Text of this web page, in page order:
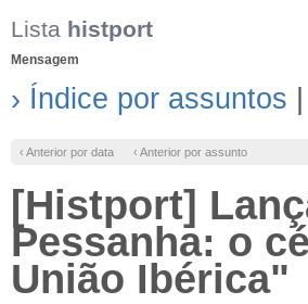
Lista histport
Mensagem
› Índice por assuntos
‹ Anterior por data ‹ Anterior por assunto
[Histport]
Pessanha: o
União Ibérica"